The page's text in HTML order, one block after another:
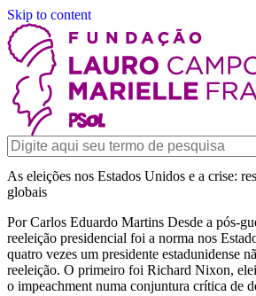
Skip to content
As eleições nos Estados Unidos e a crise:
globais
Por Carlos Eduardo Martins Desde a pós-
reeleição presidencial foi a norma nos
quatro vezes um presidente estadunidense
reeleição. O primeiro foi Richard Nixon,
o impeachment numa conjuntura crítica de